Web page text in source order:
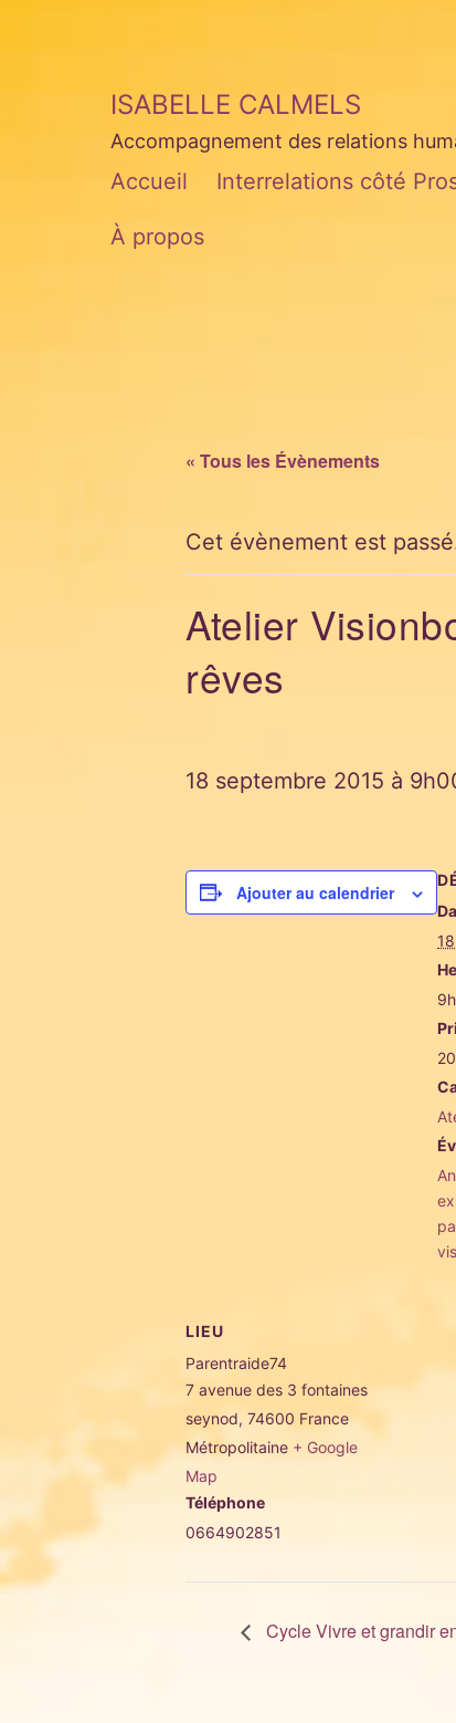
ISABELLE CALMELS
Accompagnement des relations
Accueil Interrelations côté
À propos
« Tous les Évènements
Cet évènement est
Atelier
rêves
18 septembre 2015 à
Ajouter au calendrier
LIEU
Parentraide74
7 avenue des 3 fontaines
seynod, 74600 France
Métropolitaine + Google
Map
Téléphone
0664902851
Cycle Vivre et grandir